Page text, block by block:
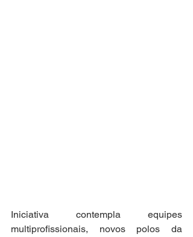
Iniciativa contempla equipes
multiprofissionais, novos polos da